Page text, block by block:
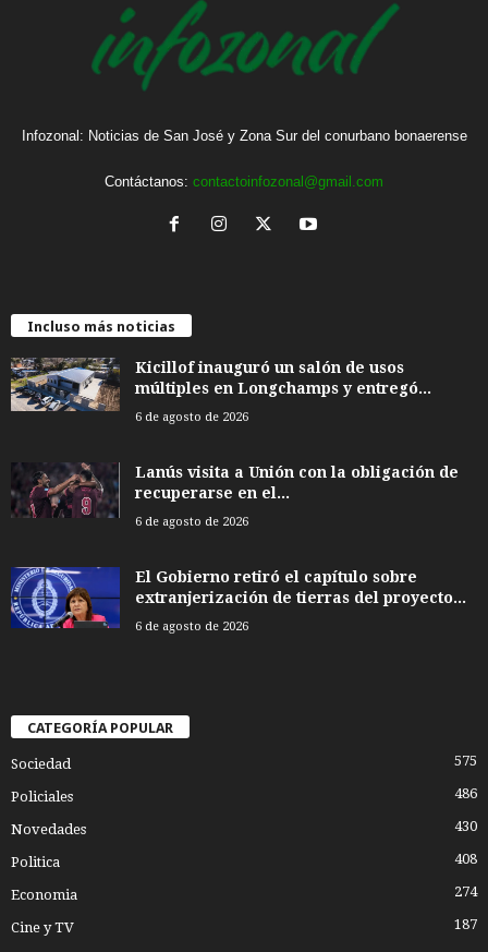
Infozonal: Noticias de San José y Zona Sur del conurbano bonaerense
Contáctanos: contactoinfozonal@gmail.com
Incluso más noticias
Kicillof inauguró un salón de usos
múltiples en Longchamps y entregó...
6 de agosto de 2026
Lanús visita a Unión con la obligación de
recuperarse en el...
6 de agosto de 2026
El Gobierno retiró el capítulo sobre
extranjerización de tierras del proyecto...
6 de agosto de 2026
CATEGORÍA POPULAR
Sociedad 575
Policiales 486
Novedades 430
Politica 408
Economia 274
Cine y TV 187